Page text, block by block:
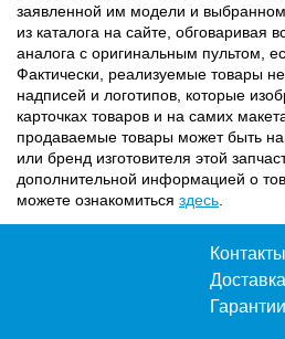
заявленной им модели и
из каталога на сайте, обговаривая
аналога с оригинальным пультом,
Фактически, реализуемые товары
надписей и логотипов, которые
карточках товаров и на самих
продаваемые товары может быть
или бренд изготовителя этой
дополнительной информацией о
можете ознакомиться здесь
Контакты
Доставка
Гарантии